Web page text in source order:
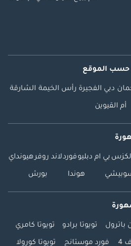
حسب الموقع
دبي الفجيرة رأس الخيمة الشارقة
أم القيوين
لكزس بي ام دبليوفوردلاند روفرهيونداي
هوندا بورش
باترول تويوتا برادو تويوتا كامري
4 فورد موستانج تويوتا كورولا